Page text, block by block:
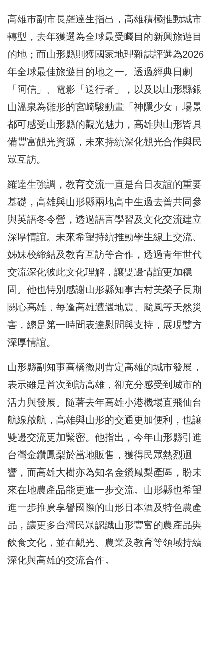
高雄市副市長羅達生指出，高雄積極推動城市
轉型，去年獲選為全球最受矚目的新興旅遊目
的地；而山形縣則獲國家地理雜誌評選為2026
年全球最佳旅遊目的地之一。透過經典日劇
「阿信」、電影「送行者」，以及以山形縣銀
山溫泉為雛形的宮崎駿動畫「神隱少女」場景
都可感受山形縣的觀光魅力，高雄與山形皆具
備豐富觀光資源，未來持續深化觀光合作與民
眾互訪。
羅達生強調，教育交流一直是台日友誼的重要
基礎，高雄與山形縣兩地高中生過去曾共同參
與英語冬令營，透過語言學習及文化交流建立
深厚情誼。未來希望持續推動學生線上交流、
姊妹校締結及教育互訪等合作，透過青年世代
交流深化彼此文化理解，讓雙邊情誼更加穩
固。他也特別感謝山形縣知事吉村美榮子長期
關心高雄，每逢高雄遭遇地震、颱風等天然災
害，總是第一時間表達慰問與支持，展現雙方
深厚情誼。
山形縣副知事高橋徹則肯定高雄的城市發展，
表示雖是首次到訪高雄，卻充分感受到城市的
活力與發展。隨著去年高雄小港機場直飛仙台
航線啟航，高雄與山形的交通更加便利，也讓
雙邊交流更加緊密。他指出，今年山形縣引進
台灣金鑽鳳梨於當地販售，獲得民眾熱烈迴
響，而高雄大樹亦為知名金鑽鳳梨產區，盼未
來在地農產品能更進一步交流。山形縣也希望
進一步推廣享譽國際的山形日本酒及特色農產
品，讓更多台灣民眾認識山形豐富的農產品與
飲食文化，並在觀光、農業及教育等領域持續
深化與高雄的交流合作。